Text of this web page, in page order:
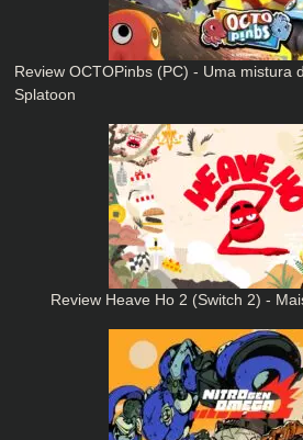
Review OCTOPinbs (PC) - Uma mistura
Splatoon
Review Heave Ho 2 (Switch 2) -